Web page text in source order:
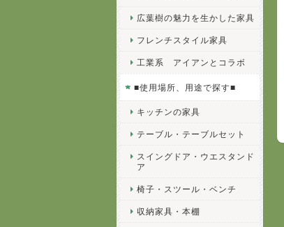
広葉樹の魅力を生かした家具
フレンチスタイル家具
工業系 アイアンとコラボ
■使用場所、用途で探す■
キッチンの家具
テーブル・テーブルセット
スイングドア・ウエスタンド
ア
椅子・スツール・ベンチ
収納家具・本棚